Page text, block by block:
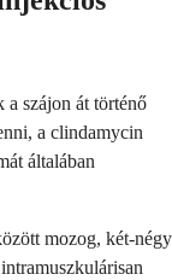
a szájon át történő
a clindamycin
általában
mozog, két-négy